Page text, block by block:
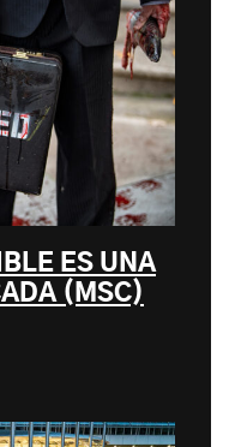
ES UNA
(MSC)